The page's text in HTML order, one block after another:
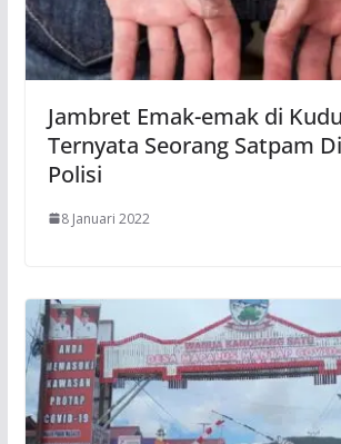
Jambret Emak-emak di
Ternyata Seorang Satpam
Polisi
8 Januari 2022